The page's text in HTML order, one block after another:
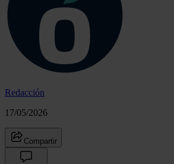
Redacción
17/05/2026
Compartir